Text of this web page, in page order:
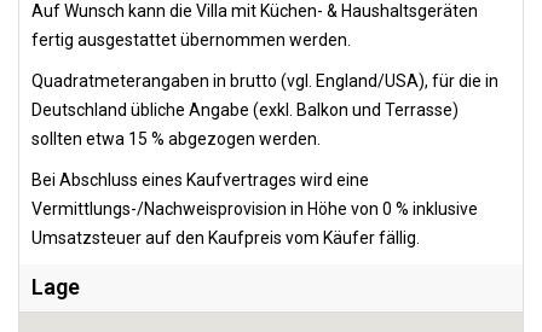
Auf Wunsch kann die Villa mit Küchen- & Haushaltsgeräten
fertig ausgestattet übernommen werden.
Quadratmeterangaben in brutto (vgl. England/USA), für die in
Deutschland übliche Angabe (exkl. Balkon und Terrasse)
sollten etwa 15 % abgezogen werden.
Bei Abschluss eines Kaufvertrages wird eine
Vermittlungs-/Nachweisprovision in Höhe von 0 % inklusive
Umsatzsteuer auf den Kaufpreis vom Käufer fällig.
Lage